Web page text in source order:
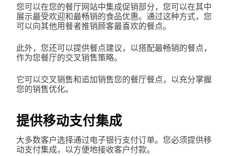
您可以在您的餐厅网站中集成促销部分，您可以在其中
展示最受欢迎和最畅销的食品优惠。通过这种方式，您
可以向其他用餐者推销顾客最喜欢的餐点。
此外，您还可以提供餐点建议，以搭配最畅销的餐点，
作为您餐厅的交叉销售策略。
它可以交叉销售和追加销售您的餐厅餐点，以充分掌握
您的销售优化。
提供移动支付集成
大多数客户选择通过电子银行支付订单。您必须提供移
动支付集成，以方便地接收客户付款。